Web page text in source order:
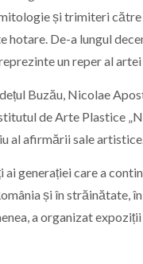
și trimiteri către
De-a lungul
un reper al
Buzău, Nicolae
de Arte Plastice
al afirmării sale
generației care a
și în străinătate,
a organizat